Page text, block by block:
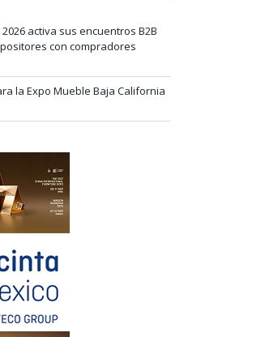
activa sus encuentros B2B
con compradores
la Expo Mueble Baja California